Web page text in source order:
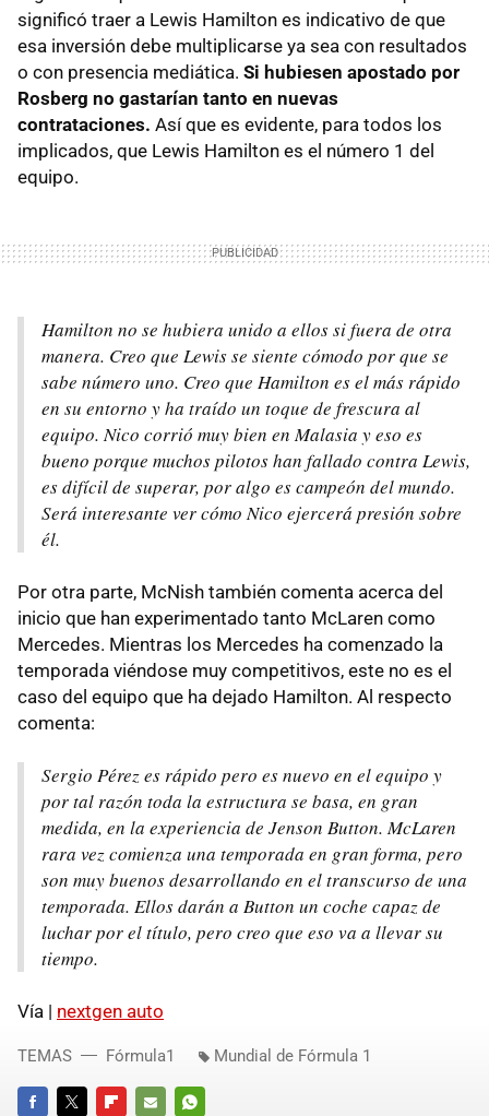
significó traer a Lewis Hamilton es indicativo de que
esa inversión debe multiplicarse ya sea con resultados
o con presencia mediática. Si hubiesen apostado por
Rosberg no gastarían tanto en nuevas
contrataciones. Así que es evidente, para todos los
implicados, que Lewis Hamilton es el número 1 del
equipo.
Hamilton no se hubiera unido a ellos si fuera de otra
manera. Creo que Lewis se siente cómodo por que se
sabe número uno. Creo que Hamilton es el más rápido
en su entorno y ha traído un toque de frescura al
equipo. Nico corrió muy bien en Malasia y eso es
bueno porque muchos pilotos han fallado contra Lewis,
es difícil de superar, por algo es campeón del mundo.
Será interesante ver cómo Nico ejercerá presión sobre
él.
Por otra parte, McNish también comenta acerca del
inicio que han experimentado tanto McLaren como
Mercedes. Mientras los Mercedes ha comenzado la
temporada viéndose muy competitivos, este no es el
caso del equipo que ha dejado Hamilton. Al respecto
comenta:
Sergio Pérez es rápido pero es nuevo en el equipo y
por tal razón toda la estructura se basa, en gran
medida, en la experiencia de Jenson Button. McLaren
rara vez comienza una temporada en gran forma, pero
son muy buenos desarrollando en el transcurso de una
temporada. Ellos darán a Button un coche capaz de
luchar por el título, pero creo que eso va a llevar su
tiempo.
Vía | nextgen auto
TEMAS Fórmula1 Mundial de Fórmula 1